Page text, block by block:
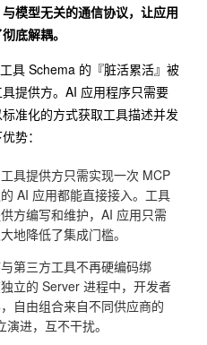
模型无关的通信协议，让应用
底解耦。
具 Schema 的『脏活累活』被
提供方。AI 应用程序只需要
准化的方式获取工具描述并发
势：
具提供方只需实现一次 MCP
AI 应用都能直接接入。工具
方编写和维护，AI 应用只需
地降低了集成门槛。
第三方工具不再硬编码绑
立的 Server 进程中，开发者
自由组合来自不同供应商的
进，互不干扰。